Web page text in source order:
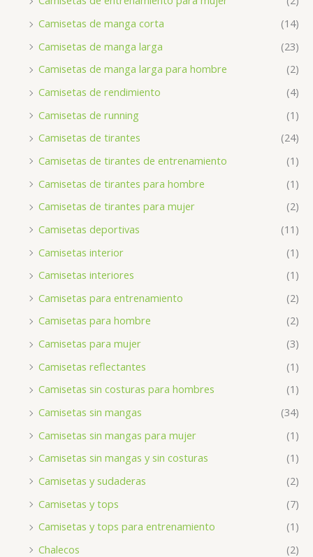
Camisetas de manga corta
(14)
Camisetas de manga larga
(23)
Camisetas de manga larga para hombre
(2)
Camisetas de rendimiento
(4)
Camisetas de running
(1)
Camisetas de tirantes
(24)
Camisetas de tirantes de entrenamiento
(1)
Camisetas de tirantes para hombre
(1)
Camisetas de tirantes para mujer
(2)
Camisetas deportivas
(11)
Camisetas interior
(1)
Camisetas interiores
(1)
Camisetas para entrenamiento
(2)
Camisetas para hombre
(2)
Camisetas para mujer
(3)
Camisetas reflectantes
(1)
Camisetas sin costuras para hombres
(1)
Camisetas sin mangas
(34)
Camisetas sin mangas para mujer
(1)
Camisetas sin mangas y sin costuras
(1)
Camisetas y sudaderas
(2)
Camisetas y tops
(7)
Camisetas y tops para entrenamiento
(1)
Chalecos
(2)